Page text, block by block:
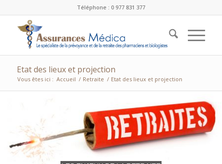
Téléphone : 0 977 831 377
Etat des lieux et projection
Vous êtes ici : Accueil / Retraite / Etat des lieux et projection